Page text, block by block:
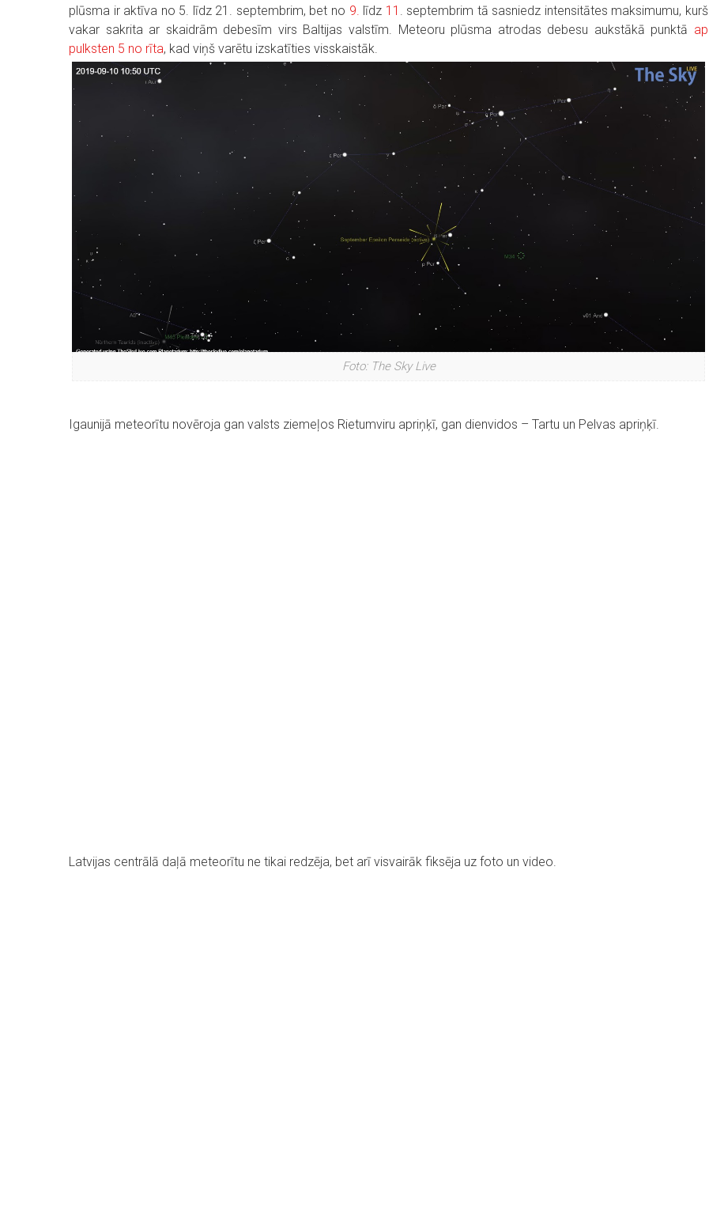
plūsma ir aktīva no 5. līdz 21. septembrim, bet no 9. līdz 11 . septembrim tā sasniedz intensitātes maksimumu, kurš
vakar sakrita ar skaidrām debesīm virs Baltijas valstīm. Meteoru plūsma atrodas debesu aukstākā punktā ap
pulksten 5 no rīta, kad viņš varētu izskatīties visskaistāk.
Foto: The Sky Live
Igaunijā meteorītu novēroja gan valsts ziemeļos Rietumviru apriņķī, gan dienvidos – Tartu un Pelvas apriņķī.
Latvijas centrālā daļā meteorītu ne tikai redzēja, bet arī visvairāk fiksēja uz foto un video.